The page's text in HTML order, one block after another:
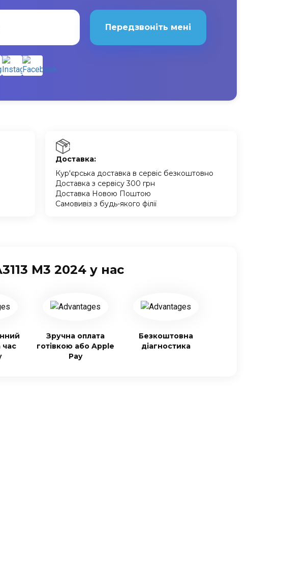
Передзвоніть мені
Доставка:
Кур'єрська доставка в сервіс безкоштовно
Доставка з сервісу 300 грн
Доставка Новою Поштою
Самовивіз з будь-якого філії
M3 2024 у нас
час
Зручна оплата
готівкою або Apple
Pay
Безкоштовна
діагностика